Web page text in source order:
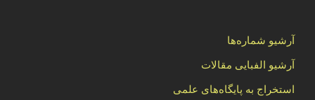
آرشیو شماره‌ها
آرشیو الفبایی مقالات
استخراج به پایگاه‌های علمی